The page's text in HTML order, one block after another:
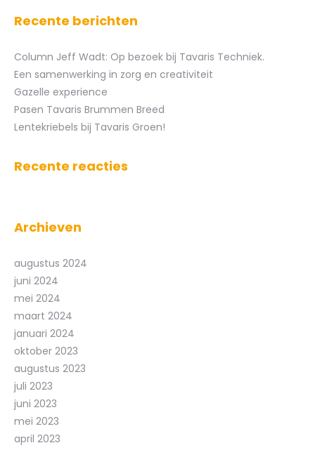
Recente berichten
Column Jeff Wadt: Op bezoek bij Tavaris Techniek.
Een samenwerking in zorg en creativiteit
Gazelle experience
Pasen Tavaris Brummen Breed
Lentekriebels bij Tavaris Groen!
Recente reacties
Archieven
augustus 2024
juni 2024
mei 2024
maart 2024
januari 2024
oktober 2023
augustus 2023
juli 2023
juni 2023
mei 2023
april 2023